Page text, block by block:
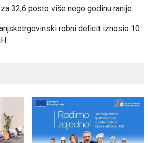
32,6 posto više nego godinu ranije.
robni deficit iznosio 10